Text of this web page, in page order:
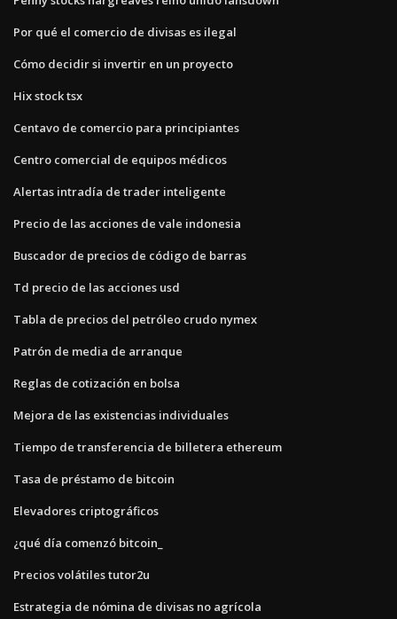
Por qué el comercio de divisas es ilegal
Cómo decidir si invertir en un proyecto
Hix stock tsx
Centavo de comercio para principiantes
Centro comercial de equipos médicos
Alertas intradía de trader inteligente
Precio de las acciones de vale indonesia
Buscador de precios de código de barras
Td precio de las acciones usd
Tabla de precios del petróleo crudo nymex
Patrón de media de arranque
Reglas de cotización en bolsa
Mejora de las existencias individuales
Tiempo de transferencia de billetera ethereum
Tasa de préstamo de bitcoin
Elevadores criptográficos
¿qué día comenzó bitcoin_
Precios volátiles tutor2u
Estrategia de nómina de divisas no agrícola